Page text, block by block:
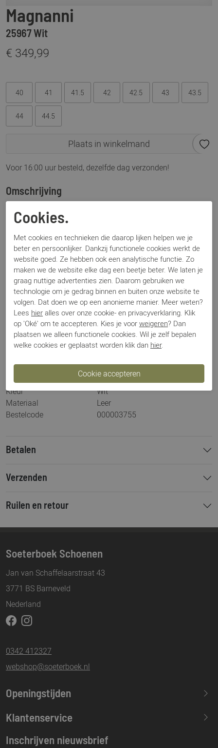
Magnanni
25967 Wit
€ 349,99
40 41 41.5 42 42.5 43 43.5
44 44.5
Plaats in winkelmand
Voor 16:00 uur besteld, dezelfde dag verzonden!
Omschrijving
strikken? Deze sneaker van Magnanni is dé uitkomst. Door
Dit model, de 25967 is uitgevoerd in wit grain leer, dit
leersoort geeft een wat rijkere uitstraling. Een witte sneaker
hoort gewoon in je schoenenkast te staan, dit is overal bij te
dragen. Of dit nou bij een pak is, een jeans of shorts, het is
altijd top! Magnanni valt altijd iets ruimer uit.
Specificaties
Merk
Magnanni
Los voetbed
Ja
Categorie
Sneakers
Kleur
Wit
Materiaal
Leer
Bestelcode
000003755
Betalen
Verzenden
Ruilen en retour
Soeterboek Schoenen
Jan van Schaffelaarstraat 43
3771 BS Barneveld
Nederland
0342 412327
webshop@soeterboek.nl
Openingstijden
Maandag
13.30-17.30
Woensdag
Klantenservice
Inschrijven nieuwsbrief
Cookies.
Met cookies en technieken die daarop lijken helpen we je
beter en persoonlijker. Dankzij functionele cookies werkt de
website goed. Ze hebben ook een analytische functie. Zo
maken we de website elke dag een beetje beter. We laten je
graag nuttige advertenties zien. Daarom gebruiken we
technologie om je gedrag binnen en buiten onze website te
volgen. Dat doen we op een anonieme manier. Meer weten?
Lees hier alles over onze cookie- en privacyverklaring. Klik
op 'Oké' om te accepteren. Kies je voor weigeren? Dan
plaatsen we alleen functionele cookies. Wil je zelf bepalen
welke cookies er geplaatst worden klik dan hier.